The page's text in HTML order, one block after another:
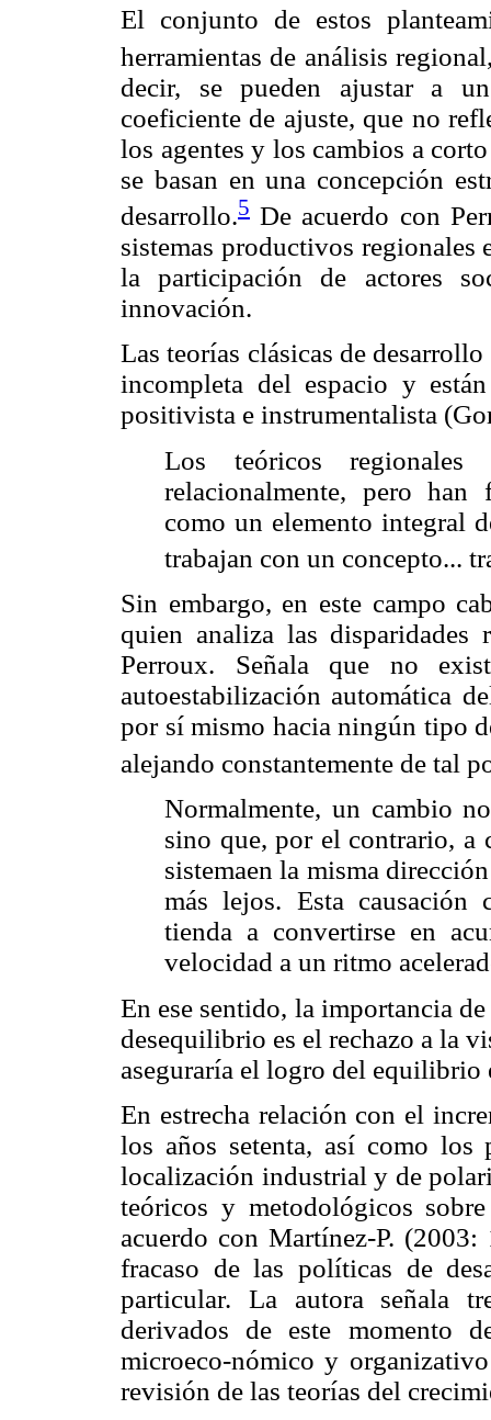
El conjunto de estos
herramientas de análisis
decir, se pueden ajustar a
coeficiente de ajuste, que no
los agentes y los cambios a
se basan en una concepción
desarrollo.5 De acuerdo con
sistemas productivos regionales
la participación de actores
innovación.
Las teorías clásicas de
incompleta del espacio y
positivista e instrumentalista
Los teóricos
relacionalmente, pero
como un elemento integral
trabajan con un concepto...
Sin embargo, en este campo
quien analiza las disparidades
Perroux. Señala que no
autoestabilización automática
por sí mismo hacia ningún tipo
alejando constantemente de tal
Normalmente, un cambio
sino que, por el contrario, a
sistemaen la misma
más lejos. Esta causación
tienda a convertirse en
velocidad a un ritmo
En ese sentido, la importancia
desequilibrio es el rechazo a la
aseguraría el logro del equilibrio
En estrecha relación con el
los años setenta, así como los
localización industrial y de
teóricos y metodológicos
acuerdo con Martínez-P.
fracaso de las políticas de
particular. La autora señala
derivados de este momento
microeco-nómico y
revisión de las teorías del